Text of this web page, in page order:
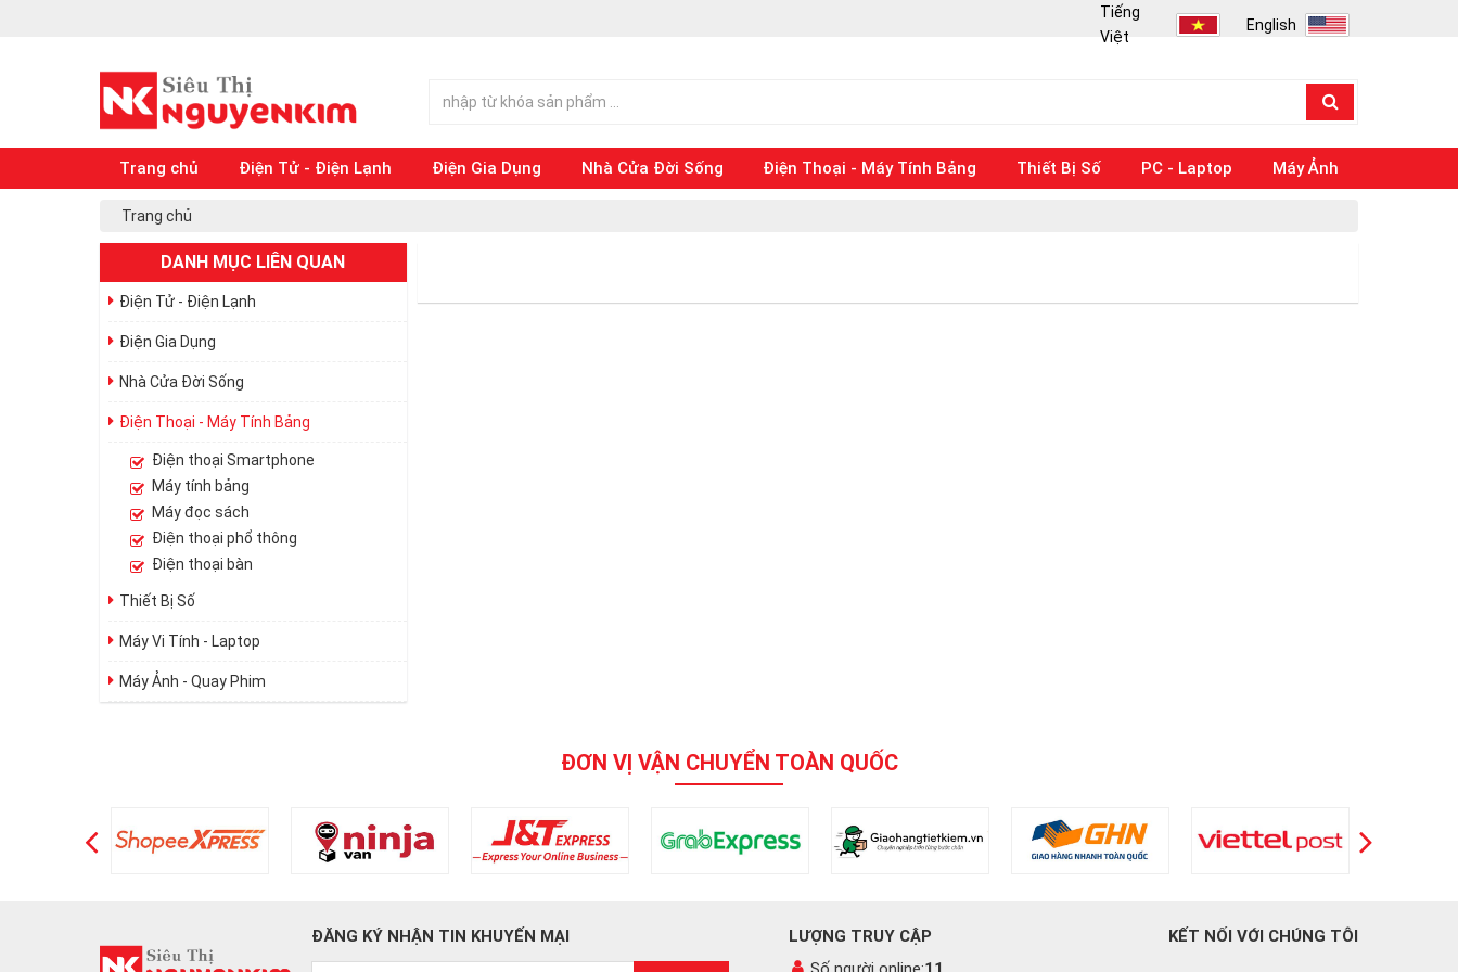
Tiếng
Việt
English
Trang chủ Điện Tử - Điện Lạnh Điện Gia Dụng Nhà Cửa Đời Sống Điện Thoại - Máy Tính Bảng Thiết Bị Số PC - Laptop Máy Ảnh
Trang chủ
DANH MỤC LIÊN QUAN
Điện Tử - Điện Lạnh
Điện Gia Dụng
Nhà Cửa Đời Sống
Điện Thoại - Máy Tính Bảng
Điện thoại Smartphone
Máy tính bảng
Máy đọc sách
Điện thoại phổ thông
Điện thoại bàn
Thiết Bị Số
Máy Vi Tính - Laptop
Máy Ảnh - Quay Phim
ĐƠN VỊ VẬN CHUYỂN TOÀN QUỐC
ĐĂNG KÝ NHẬN TIN KHUYẾN MẠI
LƯỢNG TRUY CẬP
KẾT NỐI VỚI CHÚNG TÔI